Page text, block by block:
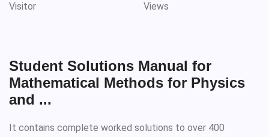
Visitor Views
Student Solutions Manual for
Mathematical Methods for Physics
and ...
It contains complete worked solutions to over 400